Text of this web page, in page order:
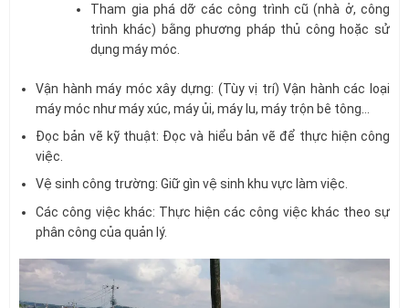
Tham gia phá dỡ các công trình cũ (nhà ở, công
trình khác) bằng phương pháp thủ công hoặc sử
dụng máy móc.
Vận hành máy móc xây dựng: (Tùy vị trí) Vận hành các loại
máy móc như máy xúc, máy ủi, máy lu, máy trộn bê tông…
Đọc bản vẽ kỹ thuật: Đọc và hiểu bản vẽ để thực hiện công
việc.
Vệ sinh công trường: Giữ gìn vệ sinh khu vực làm việc.
Các công việc khác: Thực hiện các công việc khác theo sự
phân công của quản lý.